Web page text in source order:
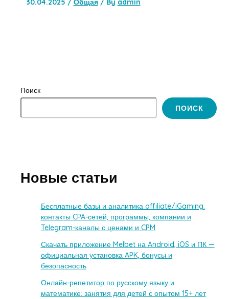
Поиск
ПОИСК
Новые статьи
Бесплатные базы и аналитика affiliate/iGaming:
контакты CPA-сетей, программы, компании и
Telegram-каналы с ценами и CPM
Скачать приложение Melbet на Android, iOS и ПК —
официальная установка APK, бонусы и
безопасность
Онлайн-репетитор по русскому языку и
математике: занятия для детей с опытом 15+ лет
30.04.2025 / Общая/ By admin